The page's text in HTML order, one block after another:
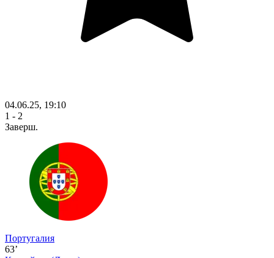
04.06.25, 19:10
1 - 2
Заверш.
Португалия
63’